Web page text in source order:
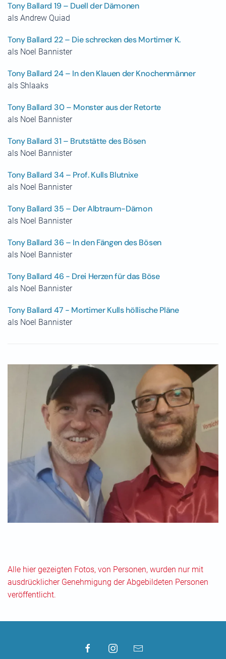
Tony Ballard 19 – Duell der Dämonen
als Andrew Quiad
Tony Ballard 22 – Die schrecken des Mortimer K.
als Noel Bannister
Tony Ballard 24 – In den Klauen der Knochenmänner
als Shlaaks
Tony Ballard 30 – Monster aus der Retorte
als Noel Bannister
Tony Ballard 31 – Brutstätte des Bösen
als Noel Bannister
Tony Ballard 34 – Prof. Kulls Blutnixe
als Noel Bannister
Tony Ballard 35 – Der Albtraum-Dämon
als Noel Bannister
Tony Ballard 36 – In den Fängen des Bösen
als Noel Bannister
Tony Ballard 46 - Drei Herzen für das Böse
als Noel Bannister
Tony Ballard 47 - Mortimer Kulls höllische Pläne
als Noel Bannister
Alle hier gezeigten Fotos, von Personen, wurden nur mit
ausdrücklicher Genehmigung der Abgebildeten Personen
veröffentlicht.